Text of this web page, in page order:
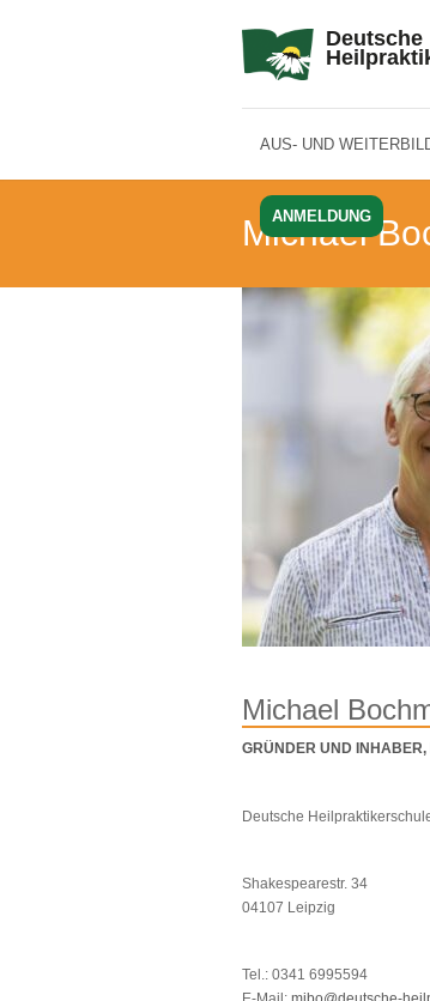
Deutsche
AUS- UND
ANMELDUNG
Michael
Michael
GRÜNDER UND
Deutsche
Shakespearestr. 34
04107 Leipzig
Tel.: 0341 6995594